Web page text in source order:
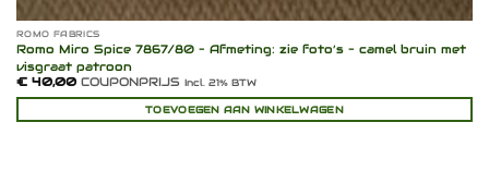
ROMO FABRICS
Romo Miro Spice 7867/80 – Afmeting: zie foto’s – camel bruin met
visgraat patroon
€40,00COUPONPRIJS Incl. 21% BTW
TOEVOEGEN AAN WINKELWAGEN